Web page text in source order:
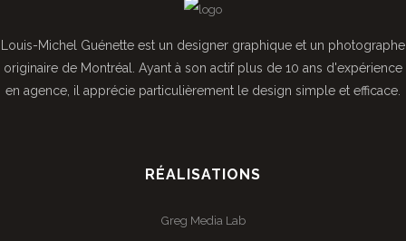
Louis-Michel Guénette est un designer graphique et un photographe
originaire de Montréal. Ayant à son actif plus de 10 ans d'expérience
en agence, il apprécie particulièrement le design simple et efficace.
RÉALISATIONS
Greg Media Lab